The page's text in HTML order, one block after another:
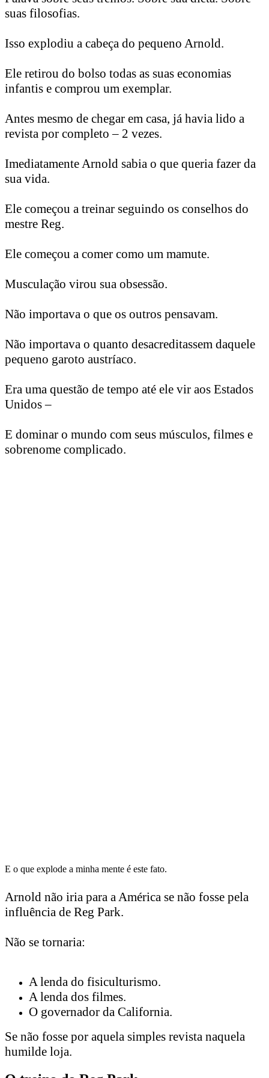
suas filosofias.
Isso explodiu a cabeça do pequeno Arnold.
Ele retirou do bolso todas as suas economias
infantis e comprou um exemplar.
Antes mesmo de chegar em casa, já havia lido a
revista por completo – 2 vezes.
Imediatamente Arnold sabia o que queria fazer da
sua vida.
Ele começou a treinar seguindo os conselhos do
mestre Reg.
Ele começou a comer como um mamute.
Musculação virou sua obsessão.
Não importava o que os outros pensavam.
Não importava o quanto desacreditassem daquele
pequeno garoto austríaco.
Era uma questão de tempo até ele vir aos Estados
Unidos –
E dominar o mundo com seus músculos, filmes e
sobrenome complicado.
E o que explode a minha mente é este fato.
Arnold não iria para a América se não fosse pela
influência de Reg Park.
Não se tornaria:
A lenda do fisiculturismo.
A lenda dos filmes.
O governador da California.
Se não fosse por aquela simples revista naquela
humilde loja.